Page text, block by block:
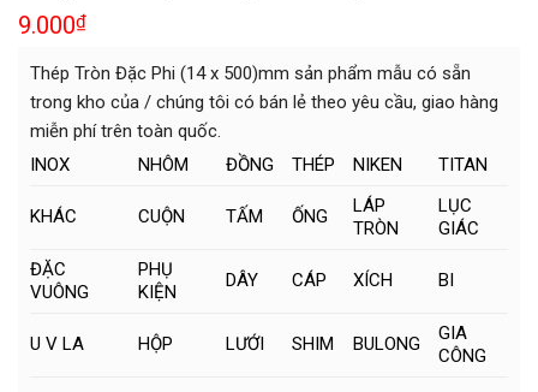
9.000₫
Thép Tròn Đặc Phi (14 x 500)mm sản phẩm mẫu có sẵn
trong kho của / chúng tôi có bán lẻ theo yêu cầu, giao hàng
miễn phí trên toàn quốc.
INOX
NHÔM ĐỒNG THÉP NIKEN TITAN
KHÁC CUỘN TẤM ỐNG
LÁP
TRÒN
LỤC
GIÁC
ĐẶC
VUÔNG
PHỤ
KIỆN
DÂY CÁP XÍCH BI
U V LA HỘP LƯỚI SHIM BULONG
GIA
CÔNG